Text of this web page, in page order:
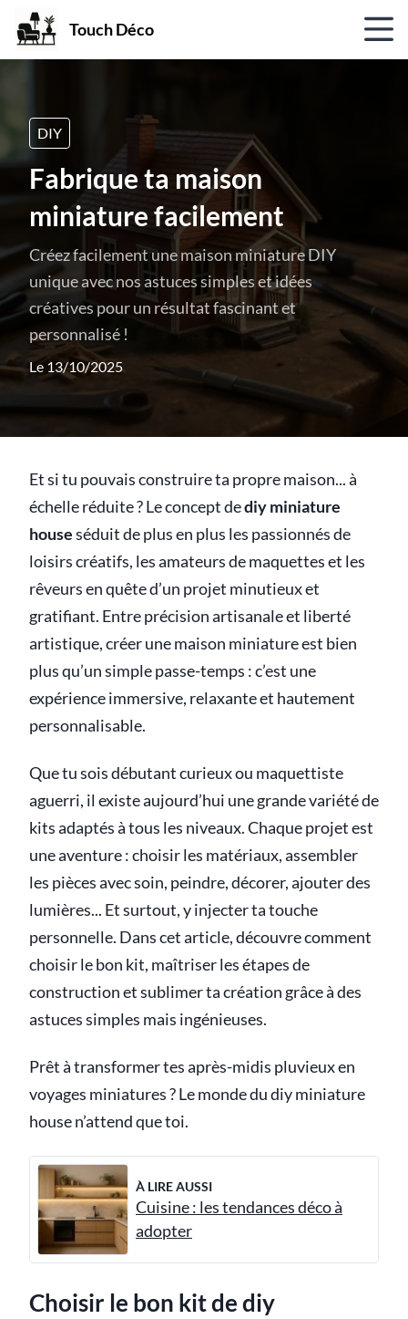
Touch Déco
DIY
Fabrique ta maison
miniature facilement
Créez facilement une maison miniature DIY
unique avec nos astuces simples et idées
créatives pour un résultat fascinant et
personnalisé !
Le 13/10/2025
Et si tu pouvais construire ta propre maison... à
échelle réduite ? Le concept dediy miniature
houseséduit de plus en plus les passionnés de
loisirs créatifs, les amateurs de maquettes et les
rêveurs en quête d’un projet minutieux et
gratifiant. Entre précision artisanale et liberté
artistique, créer une maison miniature est bien
plus qu’un simple passe-temps : c’est une
expérience immersive, relaxante et hautement
personnalisable.
Que tu sois débutant curieux ou maquettiste
aguerri, il existe aujourd’hui une grande variété de
kits adaptés à tous les niveaux. Chaque projet est
une aventure : choisir les matériaux, assembler
les pièces avec soin, peindre, décorer, ajouter des
lumières... Et surtout, y injecter ta touche
personnelle. Dans cet article, découvre comment
choisir le bon kit, maîtriser les étapes de
construction et sublimer ta création grâce à des
astuces simples mais ingénieuses.
Prêt à transformer tes après-midis pluvieux en
voyages miniatures ? Le monde du diy miniature
house n’attend que toi.
À LIRE AUSSI
Cuisine : les tendances déco à
adopter
Choisir le bon kit de diy